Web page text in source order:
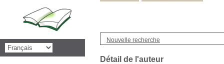
Nouvelle recherche
Détail de l'auteur